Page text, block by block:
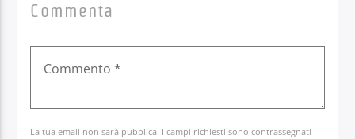
Commenta
La tua email non sarà pubblica. I campi richiesti sono contrassegnati